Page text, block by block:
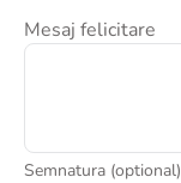
Mesaj felicitare
Semnatura (optional)
5.
buchet lalele
8
buchet crini